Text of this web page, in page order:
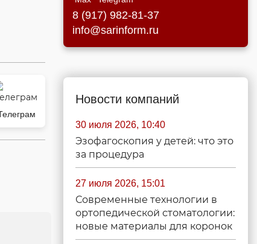
8 (917) 982-81-37
info@sarinform.ru
Новости компаний
30 июля 2026, 10:40
Эзофагоскопия у детей: что это
за процедура
27 июля 2026, 15:01
Современные технологии в
ортопедической стоматологии:
новые материалы для коронок